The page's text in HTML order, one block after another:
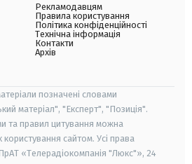
Рекламодавцям
Правила користування
Політика конфіденційності
Технічна інформація
Контакти
Архів
позначені словами
матеріал", "Експерт", "Позиція".
та правил цитування можна
сайтом. Усі права
«Телерадіокомпанія "Люкс"», 24